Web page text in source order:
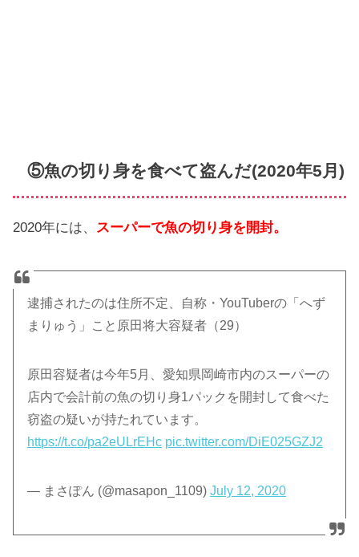
⑤魚の切り身を食べて盗んだ(2020年5月)
2020年には、 スーパーで魚の切り身を開封。
逮捕されたのは住所不定、自称・YouTuberの「へず
まりゅう」こと原田将大容疑者（29）
原田容疑者は今年5月、愛知県岡崎市内のスーパーの
店内で会計前の魚の切り身1パックを開封して食べた
窃盗の疑いが持たれています。
https://t.co/pa2eULrEHc pic.twitter.com/DiE025GZJ2
— まさぽん (@masapon_1109)July 12, 2020